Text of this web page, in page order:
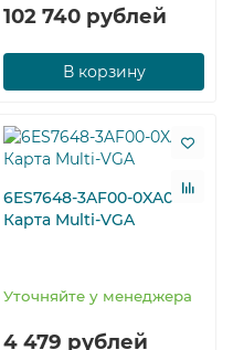
102 740 рублей
В корзину
6ES7648-3AF00-0XA0
Карта Multi-VGA
Уточняйте у менеджера
4 479 рублей